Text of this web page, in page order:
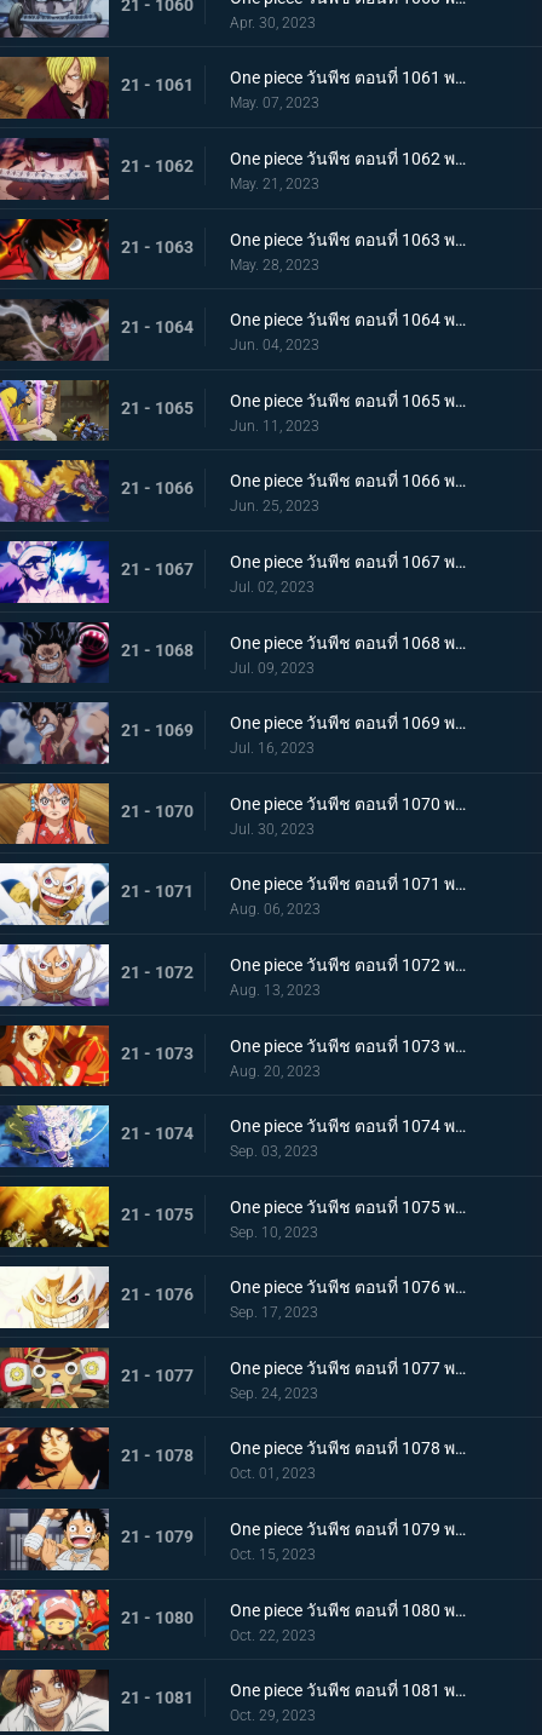
21 - 1060
Apr. 30, 2023
21 - 1061 One piece วันพีช ตอนที่ 1061 พากย์ไทย หนึ่งการโจมตีของเทพอสูร ซันจิ ปะทะ ควีน
May. 07, 2023
21 - 1062 One piece วันพีช ตอนที่ 1062 พากย์ไทย วิชาสามดาบแห่งราชัน โซโล ปะทะ คิง
May. 21, 2023
21 - 1063 One piece วันพีช ตอนที่ 1063 พากย์ไทย ลูฟี่กระฉับกระเฉง จุดหักเหของยุคสมัยใหม่
May. 28, 2023
21 - 1064 One piece วันพีช ตอนที่ 1064 พากย์ไทย มังกรเมาแปดทิศ มังกรไร้ระเบียบที่เข้าประชิดลูฟี่
Jun. 04, 2023
21 - 1065 One piece วันพีช ตอนที่ 1065 พากย์ไทย พันธมิตรล่มสลาย ความมุ่งมั่นของยุคสมัยใหม่จงลุกโชน
Jun. 11, 2023
21 - 1066 One piece วันพีช ตอนที่ 1066 พากย์ไทย ตัวเอกมาแล้ว สุดยอดท่าจากคลื่นและแม่เหล็ก
Jun. 25, 2023
21 - 1067 One piece วันพีช ตอนที่ 1067 พากย์ไทย สู่ยุคสมัยใหม่ บทสรุปความมุ่งมั่นของพวกเด็กเหลือขอ
Jul. 02, 2023
21 - 1068 One piece วันพีช ตอนที่ 1068 พากย์ไทย เจ้าหญิงจันทราดังก้อง ฉากสุดท้ายของแคว้นวาโนะ
Jul. 09, 2023
21 - 1069 One piece วันพีช ตอนที่ 1069 พากย์ไทย ผู้ชนะมีเพียงหนึ่ง ลูฟี่ ปะทะ ไคโด
Jul. 16, 2023
21 - 1070 One piece วันพีช ตอนที่ 1070 พากย์ไทย ลูฟี่พ่ายแพ้ การเตรียมใจของผู้ที่เหลืออยู่
Jul. 30, 2023
21 - 1071 One piece วันพีช ตอนที่ 1071 พากย์ไทย ไปให้ถึงจุดสูงสุดของลูฟี่ เกียร์ฟิฟท์
Aug. 06, 2023
21 - 1072 One piece วันพีช ตอนที่ 1072 พากย์ไทย พลังกวนประสาท เกียร์ฟิฟท์โลดแล่น
Aug. 13, 2023
21 - 1073 One piece วันพีช ตอนที่ 1073 พากย์ไทย ไม่มีที่ให้หนี ภาพเกาะโอนิกาชิมะในนรก
Aug. 20, 2023
21 - 1074 One piece วันพีช ตอนที่ 1074 พากย์ไทย เชื่อในโมโมะ ท่าเด็ดครั้งสุดท้ายของลูฟี่
Sep. 03, 2023
21 - 1075 One piece วันพีช ตอนที่ 1075 พากย์ไทย คำอธิษฐาน 20 ปี ทวงคืนแคว้นวาโนะ
Sep. 10, 2023
21 - 1076 One piece วันพีช ตอนที่ 1076 พากย์ไทย โลกที่ลูฟี่ปรารถนา
Sep. 17, 2023
21 - 1077 One piece วันพีช ตอนที่ 1077 พากย์ไทย ปิดฉาก ผู้ชนะ ลูฟี่หมวกฟาง
Sep. 24, 2023
21 - 1078 One piece วันพีช ตอนที่ 1078 พากย์ไทย การกลับมา โชกุนแห่งแคว้นวาโนะ โคสึกิ โมโมโนะสุเกะ
Oct. 01, 2023
21 - 1079 One piece วันพีช ตอนที่ 1079 พากย์ไทย ยามเช้ามาถึง การพักผ่อนของพวกลูฟี่
Oct. 15, 2023
21 - 1080 One piece วันพีช ตอนที่ 1080 พากย์ไทย งานเลี้ยงฉลอง เหล่าจักรพรรดิแห่งท้องทะเลคนใหม่
Oct. 22, 2023
21 - 1081 One piece วันพีช ตอนที่ 1081 พากย์ไทย โลกจะลุกเป็นไฟ การโจมตีของพลเรือเอก
Oct. 29, 2023